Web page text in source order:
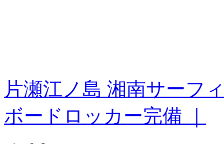
片瀬江ノ島 湘南サーフ
ボードロッカー完備 ｜